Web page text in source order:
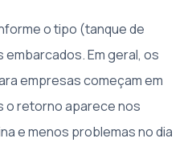
o tipo (tanque de
Em geral, os
empresas começam em
o retorno aparece nos
e menos problemas no dia